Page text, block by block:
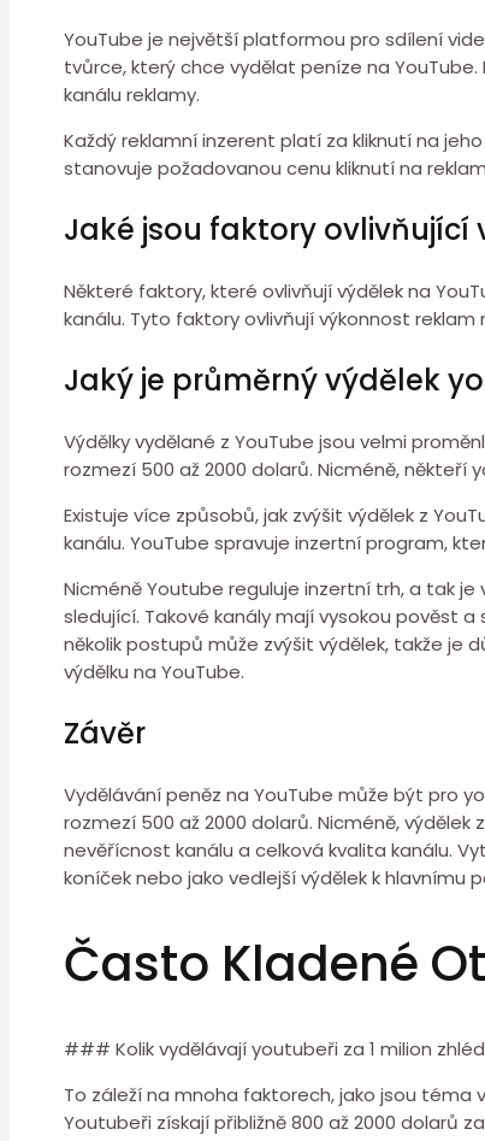
YouTube je největší platformou pro sdílení
tvůrce, který chce vydělat peníze na
kanálu reklamy.
Každý reklamní inzerent platí za kliknutí na
stanovuje požadovanou cenu kliknutí na
Jaké jsou faktory ovlivňující
Některé faktory, které ovlivňují výdělek na
kanálu. Tyto faktory ovlivňují výkonnost
Jaký je průměrný výdělek
Výdělky vydělané z YouTube jsou velmi
rozmezí 500 až 2000 dolarů. Nicméně,
Existuje více způsobů, jak zvýšit výdělek z
kanálu. YouTube spravuje inzertní program,
Nicméně Youtube reguluje inzertní trh, a tak
sledující. Takové kanály mají vysokou pověst a
několik postupů může zvýšit výdělek, takže
výdělku na YouTube.
Závěr
Vydělávání peněz na YouTube může být pro
rozmezí 500 až 2000 dolarů. Nicméně,
nevěřícnost kanálu a celková kvalita kanálu.
koníček nebo jako vedlejší výdělek k hlavnímu
Často Kladené
### Kolik vydělávají youtubeři za 1 milion
To záleží na mnoha faktorech, jako jsou téma
Youtubeři získají přibližně 800 až 2000 dolarů